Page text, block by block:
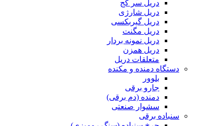
دریل سر کج
دریل شارژی
دریل گیربکسی
دریل مگنت
دریل نمونه بردار
دریل همزن
متعلقات دریل
دستگاه دمنده و مکنده
بلوور
جارو برقی
دمنده (دم برقی)
سشوار صنعتی
سنباده برقی